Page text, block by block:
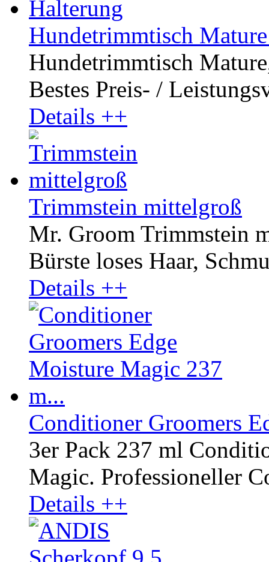
Hundetrimmtisch
Hundetrimmtisch
Bestes Preis- /
Details ++
Trimmstein mittelgroß
Mr. Groom Trimmstein
Bürste loses Haar,
Details ++
Conditioner Groomers
3er Pack 237 ml
Magic. Professioneller
Details ++